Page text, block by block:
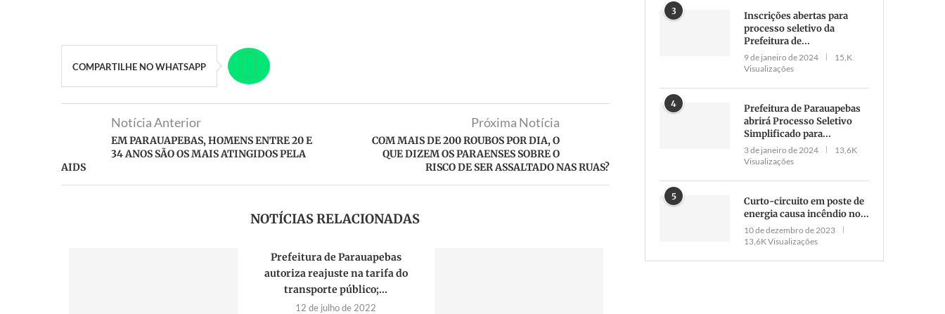
COMPARTILHE NO WHATSAPP
Notícia Anterior
EM PARAUAPEBAS, HOMENS ENTRE 20 E
34 ANOS SÃO OS MAIS ATINGIDOS PELA
AIDS
Próxima Notícia
COM MAIS DE 200 ROUBOS POR DIA, O
QUE DIZEM OS PARAENSES SOBRE O
RISCO DE SER ASSALTADO NAS RUAS?
NOTÍCIAS RELACIONADAS
Prefeitura de Parauapebas
autoriza reajuste na tarifa do
transporte público;...
12 de julho de 2022
3
Inscrições abertas para
processo seletivo da
Prefeitura de...
9 de janeiro de 2024
15,K
Visualizações
4
Prefeitura de Parauapebas
abrirá Processo Seletivo
Simplificado para...
3 de janeiro de 2024
13,6K
Visualizações
5
Curto-circuito em poste de
energia causa incêndio no...
10 de dezembro de 2023
13,6K Visualizações